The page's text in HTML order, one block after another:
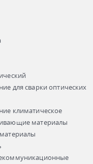
для сварки оптических
климатическое
материалы